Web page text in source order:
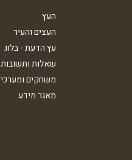
העץ
העצים והעיר
עץ הדעת - בלוג
שאלות ותשובות
משחקים
מאגר מידע